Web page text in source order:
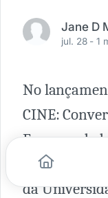
jul. 28 -1
No
CINE:
Suélia de
da